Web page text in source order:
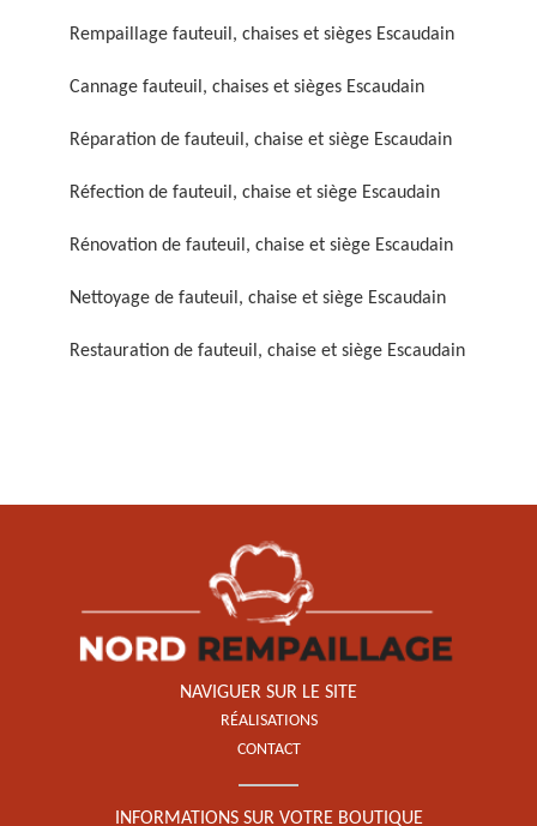
chaise et siège 59
chaise et siège 59
Rempaillage fauteuil, chaises et sièges Escaudain
Cannage fauteuil, chaises et sièges Escaudain
Réparation de fauteuil, chaise et siège Escaudain
Réfection de fauteuil, chaise et siège Escaudain
Rénovation de fauteuil, chaise et siège Escaudain
Nettoyage de fauteuil, chaise et siège Escaudain
Restauration de fauteuil, chaise et siège Escaudain
NAVIGUER SUR LE SITE
RÉALISATIONS
CONTACT
INFORMATIONS SUR VOTRE BOUTIQUE